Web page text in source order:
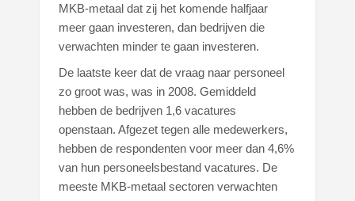
MKB-metaal dat zij het komende halfjaar
meer gaan investeren, dan bedrijven die
verwachten minder te gaan investeren.
De laatste keer dat de vraag naar personeel
zo groot was, was in 2008. Gemiddeld
hebben de bedrijven 1,6 vacatures
openstaan. Afgezet tegen alle medewerkers,
hebben de respondenten voor meer dan 4,6%
van hun personeelsbestand vacatures. De
meeste MKB-metaal sectoren verwachten